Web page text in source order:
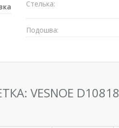
Стелька:
Подошва:
VESNOE D10818